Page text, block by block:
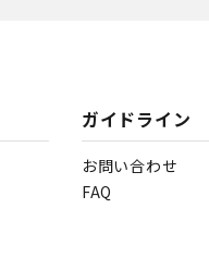
ガイドライン
お問い合わせ
FAQ